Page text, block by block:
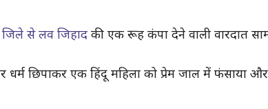
जिले से लव जिहाद की एक रूह कंपा देने वाली वारदात
छिपाकर एक हिंदू महिला को प्रेम जाल में फंसाया